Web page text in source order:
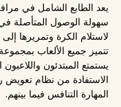
سهولة الوصول المتأصلة
لاستلام الكرة وتمريرها
تتميز جميع الألعاب
يستمتع المبتدئون
الاستفادة من نظام
المهارة التنافس فيما بينهم.